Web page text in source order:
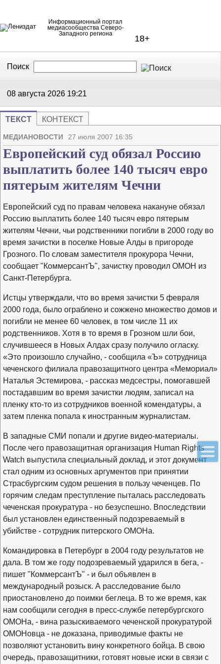
Информационный портал
медиасообщества Северо-
Западного региона
18+
Поиск
08 августа 2026 19:21
ТЕКСТ КОНТЕКСТ
МЕДИАНОВОСТИ 27 июля 2007 16:35
Европейский суд обязал Россию
выплатить более 140 тысяч евро
пятерым жителям Чечни
Европейский суд по правам человека накануне обязал
Россию выплатить более 140 тысяч евро пятерым
жителям Чечни, чьи родственники погибли в 2000 году во
время зачистки в поселке Новые Алды в пригороде
Грозного. По словам заместителя прокурора Чечни,
сообщает "КоммерсантЪ", зачистку проводил ОМОН из
Санкт-Петербурга.
Истцы утверждали, что во время зачистки 5 февраля
2000 года, было ограблено и сожжено множество домов и
погибли не менее 60 человек, в том числе 11 их
родственников. Хотя в то время в Грозном шли бои,
случившееся в Новых Алдах сразу получило огласку.
«Это произошло случайно, - сообщила «Ъ» сотрудница
чеченского филиала правозащитного центра «Мемориал»
Наталья Эстемирова, - рассказ медсестры, помогавшей
постадавшим во время зачистки людям, записал на
пленку кто-то из сотрудников военной комендатуры, а
затем пленка попала к иностранным журналистам.
В западные СМИ попали и другие видео-материалы.
После чего правозащитная организация Human Rights
Watch выпустила специальный доклад, и этот документ
стал одним из основных аргументов при принятии
Страсбургским судом решения в пользу чеченцев. По
горячим следам преступление пыталась расследовать
чеченская прокуратура - но безуспешно. Впоследствии
был установлен единственный подозреваемый в
убийстве - сотрудник питерского ОМОНа.
Командировка в Петербург в 2004 году результатов не
дала. В том же году подозреваемый ударился в бега, -
пишет "КоммерсантЪ" - и был объявлен в
международный розыск. А расследование было
приостановлено до поимки беглеца. В то же время, как
нам сообщили сегодня в пресс-службе петербургского
ОМОНа, - вина разыскиваемого чеченской прокуратурой
ОМОНовца - не доказана, приводимые факты не
позволяют установить вину конкретного бойца. В свою
очередь, правозащитники, готовят новые иски в связи с